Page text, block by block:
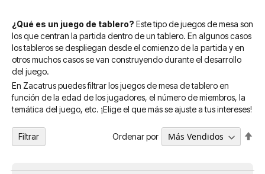
¿Qué es un juego de tablero? Este tipo de juegos de mesa son
los que centran la partida dentro de un tablero. En algunos casos
los tableros se despliegan desde el comienzo de la partida y en
otros muchos casos se van construyendo durante el desarrollo
del juego.
En Zacatrus puedes filtrar los juegos de mesa de tablero en
función de la edad de los jugadores, el número de miembros, la
temática del juego, etc. ¡Elige el que más se ajuste a tus intereses!
Ordenar por
Filtrar